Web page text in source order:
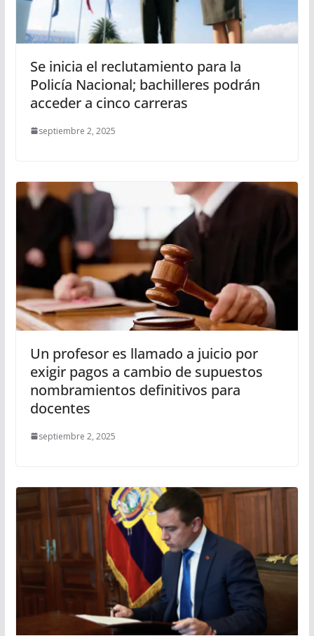
Se inicia el reclutamiento para la
Policía Nacional; bachilleres podrán
acceder a cinco carreras
septiembre 2, 2025
Un profesor es llamado a juicio por
exigir pagos a cambio de supuestos
nombramientos definitivos para
docentes
septiembre 2, 2025